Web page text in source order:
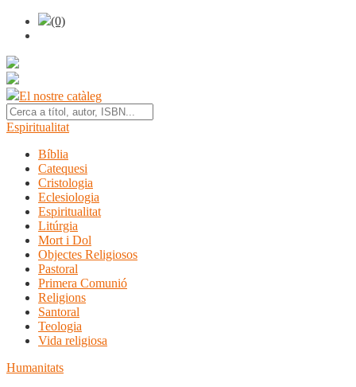
(0)
El nostre catàleg
Espiritualitat
Bíblia
Catequesi
Cristologia
Eclesiologia
Espiritualitat
Litúrgia
Mort i Dol
Objectes Religiosos
Pastoral
Primera Comunió
Religions
Santoral
Teologia
Vida religiosa
Humanitats